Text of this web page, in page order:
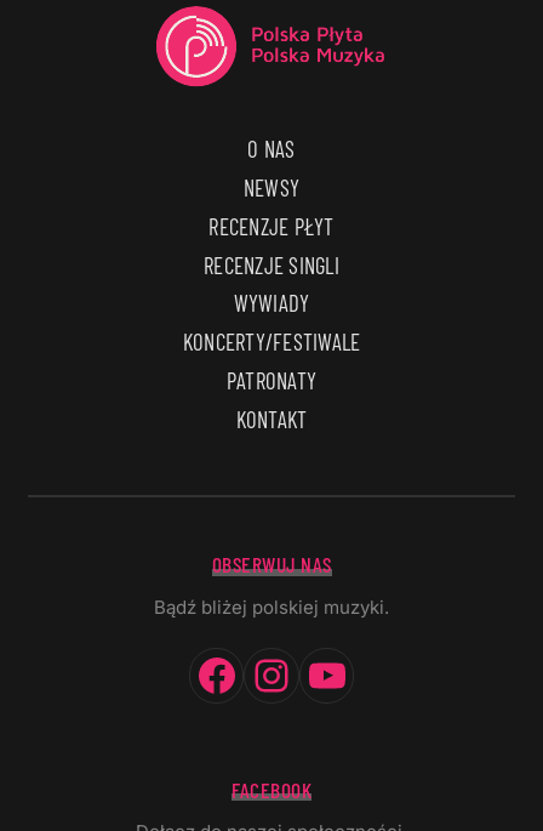
O NAS
NEWSY
RECENZJE PŁYT
RECENZJE SINGLI
WYWIADY
KONCERTY/FESTIWALE
PATRONATY
KONTAKT
OBSERWUJ NAS
Bądź bliżej polskiej muzyki.
Facebook
Instagram
FACEBOOK